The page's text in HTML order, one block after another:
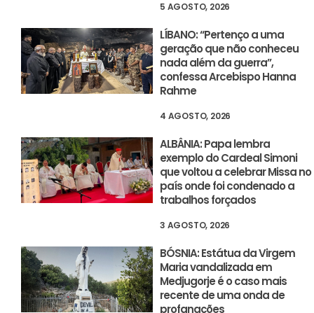
5 AGOSTO, 2026
LÍBANO: “Pertenço a uma
geração que não conheceu
nada além da guerra”,
confessa Arcebispo Hanna
Rahme
4 AGOSTO, 2026
ALBÂNIA: Papa lembra
exemplo do Cardeal Simoni
que voltou a celebrar Missa no
país onde foi condenado a
trabalhos forçados
3 AGOSTO, 2026
BÓSNIA: Estátua da Virgem
Maria vandalizada em
Medjugorje é o caso mais
recente de uma onda de
profanações